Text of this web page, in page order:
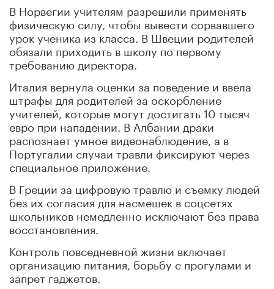
В Норвегии учителям разрешили применять
физическую силу, чтобы вывести сорвавшего
урок ученика из класса. В Швеции родителей
обязали приходить в школу по первому
требованию директора.
Италия вернула оценки за поведение и ввела
штрафы для родителей за оскорбление
учителей, которые могут достигать 10 тысяч
евро при нападении. В Албании драки
распознает умное видеонаблюдение, а в
Португалии случаи травли фиксируют через
специальное приложение.
В Греции за цифровую травлю и съемку людей
без их согласия для насмешек в соцсетях
школьников немедленно исключают без права
восстановления.
Контроль повседневной жизни включает
организацию питания, борьбу с прогулами и
запрет гаджетов.